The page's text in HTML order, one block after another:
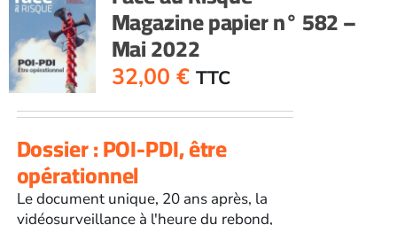
-
Avril
2022
Magazine papier n° 582 –
Mai 2022
32,00 € TTC
Dossier : POI-PDI, être
opérationnel
Le document unique, 20 ans après, la
vidéosurveillance à l'heure du rebond,